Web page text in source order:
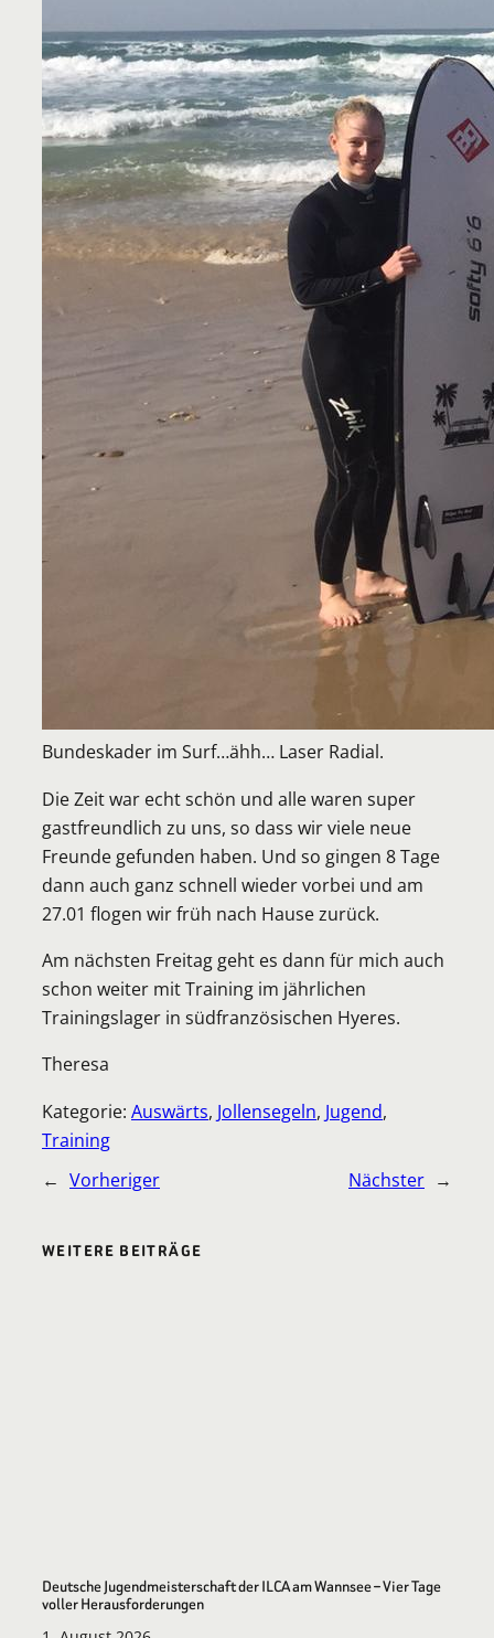
Bundeskader im Surf…ähh… Laser Radial.
Die Zeit war echt schön und alle waren super
gastfreundlich zu uns, so dass wir viele neue
Freunde gefunden haben. Und so gingen 8 Tage
dann auch ganz schnell wieder vorbei und am
27.01 flogen wir früh nach Hause zurück.
Am nächsten Freitag geht es dann für mich auch
schon weiter mit Training im jährlichen
Trainingslager in südfranzösischen Hyeres.
Theresa
Kategorie: Auswärts, Jollensegeln, Jugend
Training
← Vorheriger Nächster →
WEITERE BEITRÄGE
Deutsche Jugendmeisterschaft der ILCA am Wannsee – Vier Tage
voller Herausforderungen